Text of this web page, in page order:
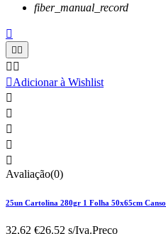
fiber_manual_record


 
Adicionar à Wishlist





Avaliação(0)
25un Cartolina 280gr 1 Folha 50x65cm
32,62 €26.52 s/Iva.Preço